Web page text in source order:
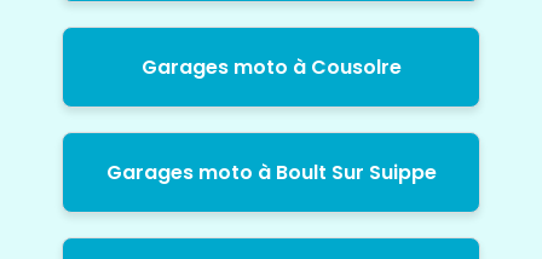
Garages moto à Cousolre
Garages moto à Boult Sur Suippe